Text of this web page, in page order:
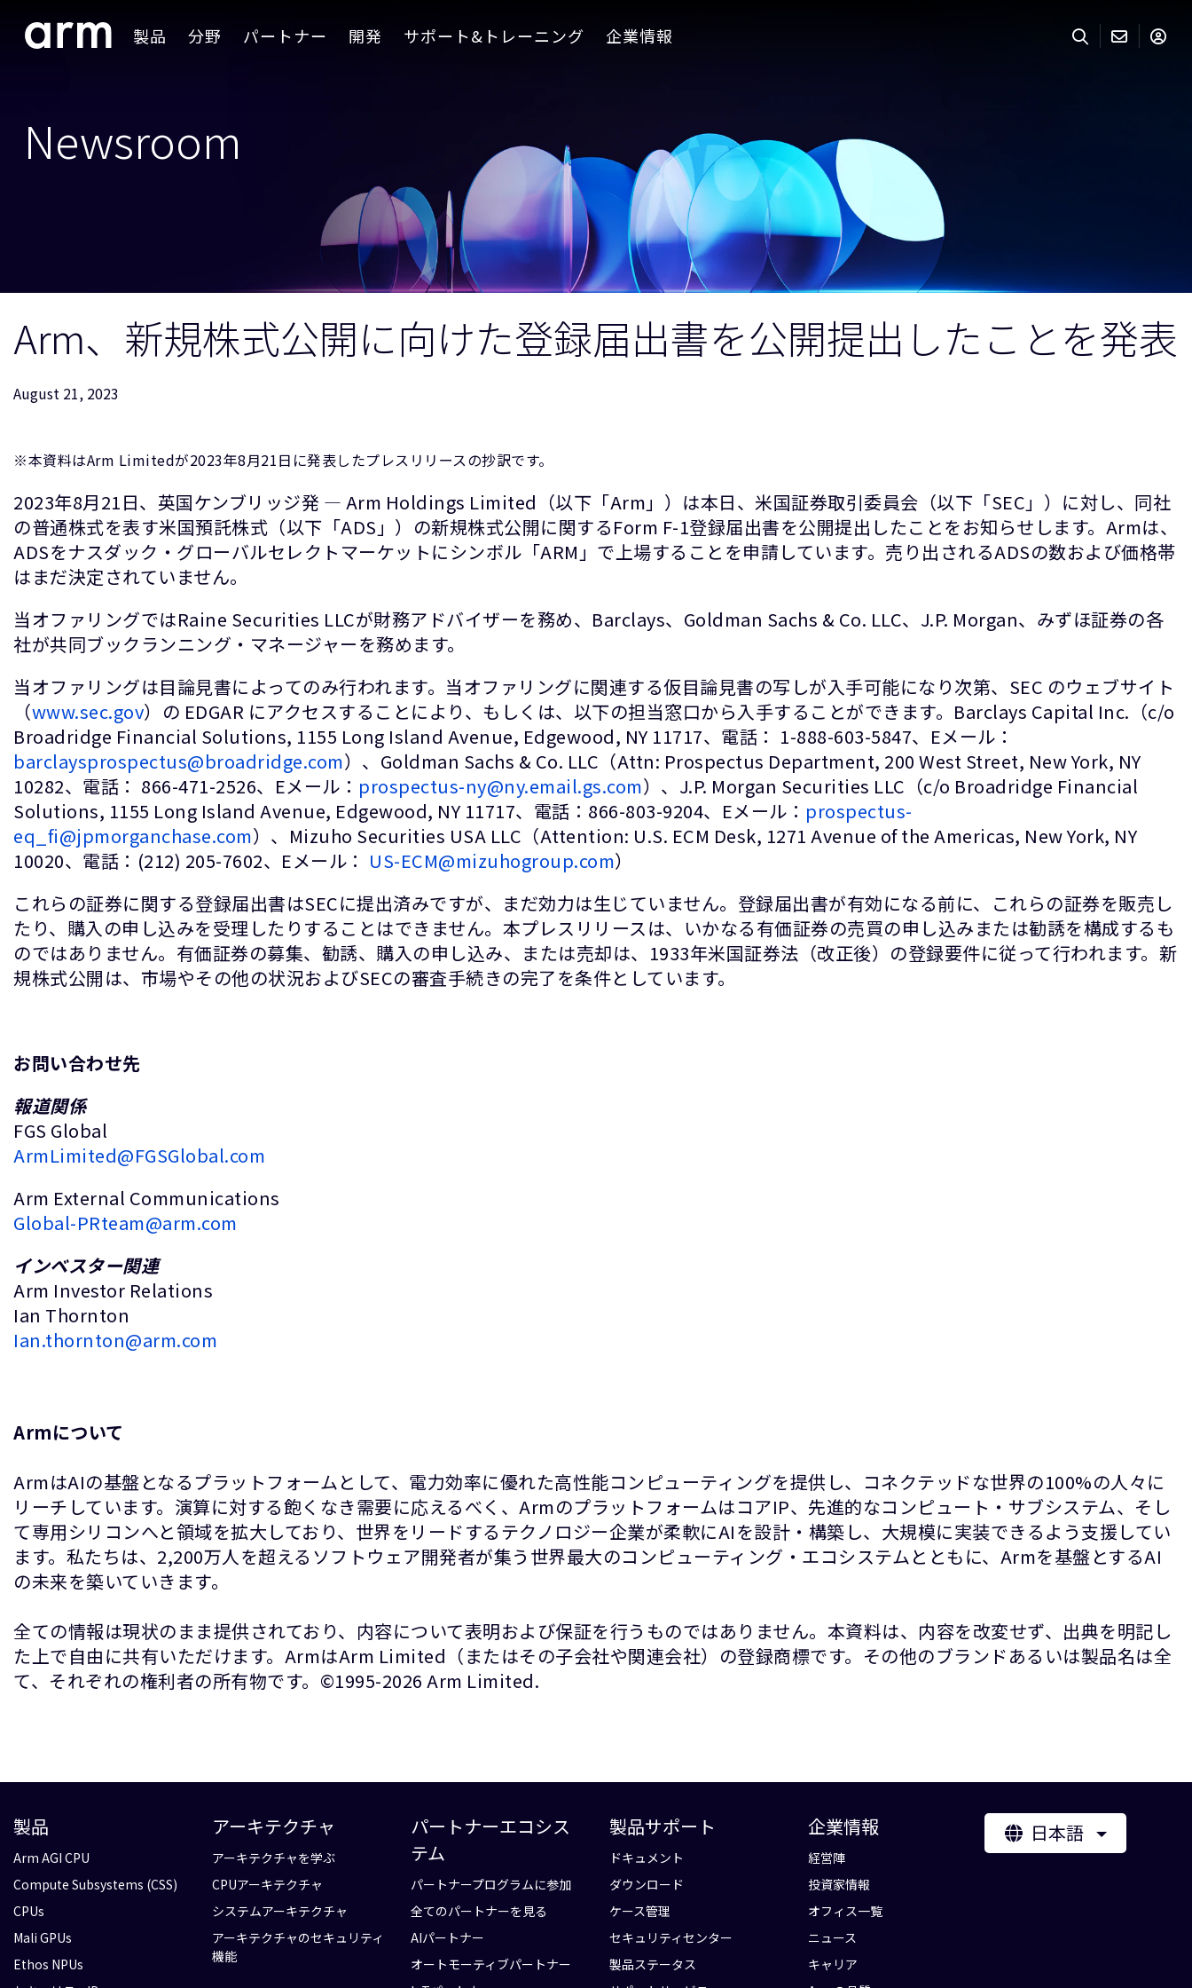
Skip to Footer 製品 分野 パートナー 開発 サポート&トレーニング 企業情報
Newsroom
Arm、新規株式公開に向けた登録届出書を公開提出したことを発表
August 21, 2023
※本資料はArm Limitedが2023年8月21日に発表したプレスリリースの抄訳です。
2023年8月21日、英国ケンブリッジ発 ― Arm Holdings Limited（以下「Arm」）は本日、米国証券取引委員会（以下「SEC」）に対し、同社
の普通株式を表す米国預託株式（以下「ADS」）の新規株式公開に関するForm F-1登録届出書を公開提出したことをお知らせします。Armは、
ADSをナスダック・グローバルセレクトマーケットにシンボル「ARM」で上場することを申請しています。売り出されるADSの数および価格帯
はまだ決定されていません。
当オファリングではRaine Securities LLCが財務アドバイザーを務め、Barclays、Goldman Sachs & Co. LLC、J.P. Morgan、みずほ証券の各
社が共同ブックランニング・マネージャーを務めます。
当オファリングは目論見書によってのみ行われます。当オファリングに関連する仮目論見書の写しが入手可能になり次第、SEC のウェブサイト
（www.sec.gov）の EDGAR にアクセスすることにより、もしくは、以下の担当窓口から入手することができます。Barclays Capital Inc.（c/o
Broadridge Financial Solutions, 1155 Long Island Avenue, Edgewood, NY 11717、電話： 1-888-603-5847、Eメール：
barclaysprospectus@broadridge.com）、Goldman Sachs & Co. LLC（Attn: Prospectus Department, 200 West Street, New York, NY
10282、電話： 866-471-2526、Eメール： prospectus-ny@ny.email.gs.com）、J.P. Morgan Securities LLC（c/o Broadridge Financial
Solutions, 1155 Long Island Avenue, Edgewood, NY 11717、電話：866-803-9204、Eメール： prospectus-
eq_fi@jpmorganchase.com）、Mizuho Securities USA LLC（Attention: U.S. ECM Desk, 1271 Avenue of the Americas, New York, NY
10020、電話：(212) 205-7602、Eメール： US-ECM@mizuhogroup.com）
これらの証券に関する登録届出書はSECに提出済みですが、まだ効力は生じていません。登録届出書が有効になる前に、これらの証券を販売し
たり、購入の申し込みを受理したりすることはできません。本プレスリリースは、いかなる有価証券の売買の申し込みまたは勧誘を構成するも
のではありません。有価証券の募集、勧誘、購入の申し込み、または売却は、1933年米国証券法（改正後）の登録要件に従って行われます。新
規株式公開は、市場やその他の状況およびSECの審査手続きの完了を条件としています。
お問い合わせ先
報道関係
FGS Global
ArmLimited@FGSGlobal.com
Arm External Communications
Global-PRteam@arm.com
インベスター関連
Arm Investor Relations
Ian Thornton
Ian.thornton@arm.com
Armについて
ArmはAIの基盤となるプラットフォームとして、電力効率に優れた高性能コンピューティングを提供し、コネクテッドな世界の100%の人々に
リーチしています。演算に対する飽くなき需要に応えるべく、ArmのプラットフォームはコアIP、先進的なコンピュート・サブシステム、そし
て専用シリコンへと領域を拡大しており、世界をリードするテクノロジー企業が柔軟にAIを設計・構築し、大規模に実装できるよう支援してい
ます。私たちは、2,200万人を超えるソフトウェア開発者が集う世界最大のコンピューティング・エコシステムとともに、Armを基盤とするAI
の未来を築いていきます。
全ての情報は現状のまま提供されており、内容について表明および保証を行うものではありません。本資料は、内容を改変せず、出典を明記し
た上で自由に共有いただけます。ArmはArm Limited（またはその子会社や関連会社）の登録商標です。その他のブランドあるいは製品名は全
て、それぞれの権利者の所有物です。©1995-2026 Arm Limited.
製品
Arm AGI CPU
Compute Subsystems (CSS)
CPUs
Mali GPUs
Ethos NPUs
アーキテクチャ
アーキテクチャを学ぶ
CPUアーキテクチャ
システムアーキテクチャ
アーキテクチャのセキュリティ
機能
パートナーエコシス
テム
パートナープログラムに参加
全てのパートナーを見る
AIパートナー
オートモーティブパートナー
製品サポート
ドキュメント
ダウンロード
ケース管理
セキュリティセンター
製品ステータス
企業情報
経営陣
投資家情報
オフィス一覧
ニュース
キャリア
日本語